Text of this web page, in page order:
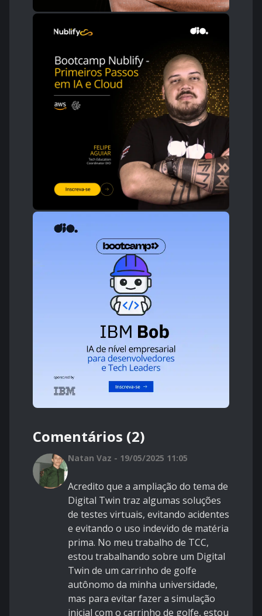
Comentários (2)
Natan Vaz - 19/05/2025 11:05
Acredito que a ampliação do tema de
Digital Twin traz algumas soluções
de testes virtuais, evitando acidentes
e evitando o uso indevido de matéria
prima. No meu trabalho de TCC,
estou trabalhando sobre um Digital
Twin de um carrinho de golfe
autônomo da minha universidade,
mas para evitar fazer a simulação
inicial com o carrinho de golfe, estou